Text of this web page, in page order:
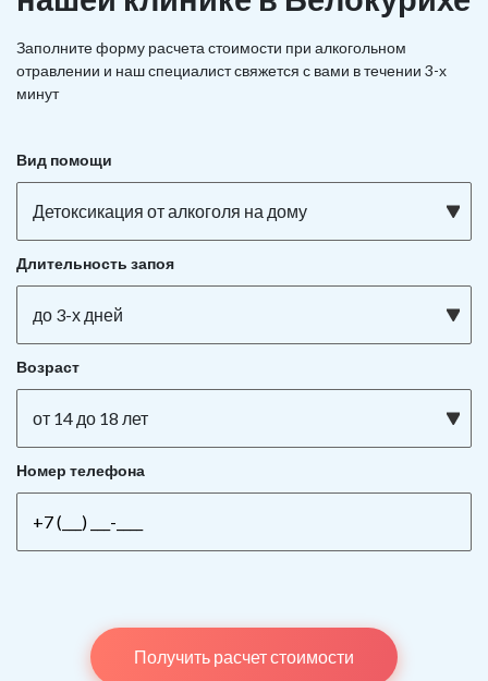
Заполните форму расчета стоимости при алкогольном
отравлении и наш специалист свяжется с вами в течении 3-х
минут
Вид помощи
Детоксикация от алкоголя на дому
Длительность запоя
до 3-х дней
Возраст
от 14 до 18 лет
Номер телефона
Получить расчет стоимости